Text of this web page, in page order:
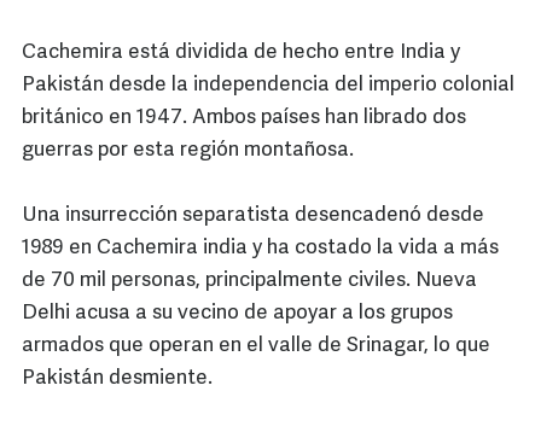
Cachemira está dividida de hecho entre India y
Pakistán desde la independencia del imperio colonial
británico en 1947. Ambos países han librado dos
guerras por esta región montañosa.
Una insurrección separatista desencadenó desde
1989 en Cachemira india y ha costado la vida a más
de 70 mil personas, principalmente civiles. Nueva
Delhi acusa a su vecino de apoyar a los grupos
armados que operan en el valle de Srinagar, lo que
Pakistán desmiente.